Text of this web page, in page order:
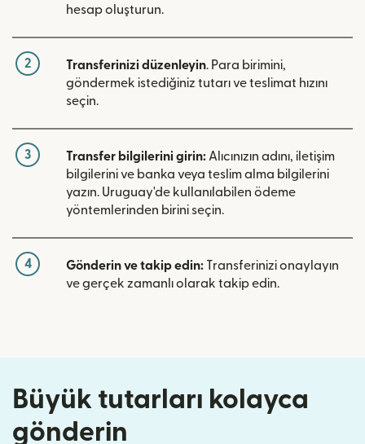
hesap oluşturun.
2 Transferinizi düzenleyin. Para birimini,
göndermek istediğiniz tutarı ve teslimat hızını
seçin.
3 Transfer bilgilerini girin:Alıcınızın adını, iletişim
bilgilerini ve banka veya teslim alma bilgilerini
yazın. Uruguay'de kullanılabilen ödeme
yöntemlerinden birini seçin.
4 Gönderin ve takip edin: Transferinizi onaylayın
ve gerçek zamanlı olarak takip edin.
Büyük tutarları kolayca
gönderin